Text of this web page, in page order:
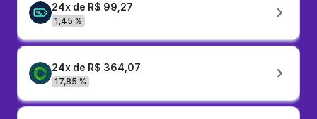
24x de R$ 99,27
1,45 %
24x de R$ 364,07
17,85 %